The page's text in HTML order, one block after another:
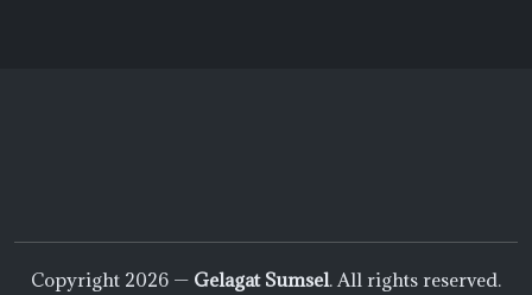
Copyright 2026 — Gelagat Sumsel. All rights reserved.